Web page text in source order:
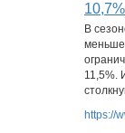
10,7%
В
11,5%.
https://